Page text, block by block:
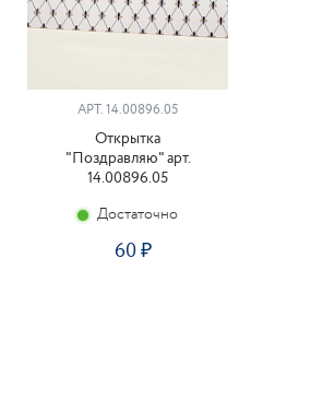
АРТ. 14.00896.05
Открытка
"Поздравляю" арт.
14.00896.05
Достаточно
60